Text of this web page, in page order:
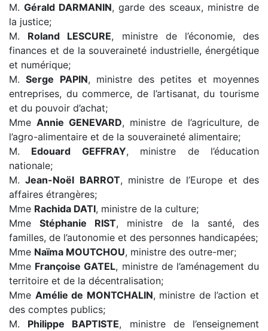
M. Gérald DARMANIN, garde des sceaux, ministre de
la justice;
M. Roland LESCURE, ministre de l’économie, des
finances et de la souveraineté industrielle, énergétique
et numérique;
M.Serge PAPIN, ministre des petites et moyennes
entreprises, du commerce, de l’artisanat, du tourisme
et du pouvoir d’achat;
Mme Annie GENEVARD, ministre de l’agriculture, de
l’agro-alimentaire et de la souveraineté alimentaire;
M. Edouard GEFFRAY, ministre de l’éducation
nationale;
M.Jean-Noël BARROT, ministre de l’Europe et des
affaires étrangères;
Mme Rachida DATI, ministre de la culture;
MmeStéphanie RIST, ministre de la santé, des
familles, de l’autonomie et des personnes handicapées;
Mme Naïma MOUTCHOU, ministre des outre-mer;
Mme Françoise GATEL, ministre de l’aménagement du
territoire et de la décentralisation;
Mme Amélie de MONTCHALIN, ministre de l’action et
des comptes publics;
M. Philippe BAPTISTE, ministre de l’enseignement